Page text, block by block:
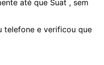
até que Suat , sem
telefone e verificou que